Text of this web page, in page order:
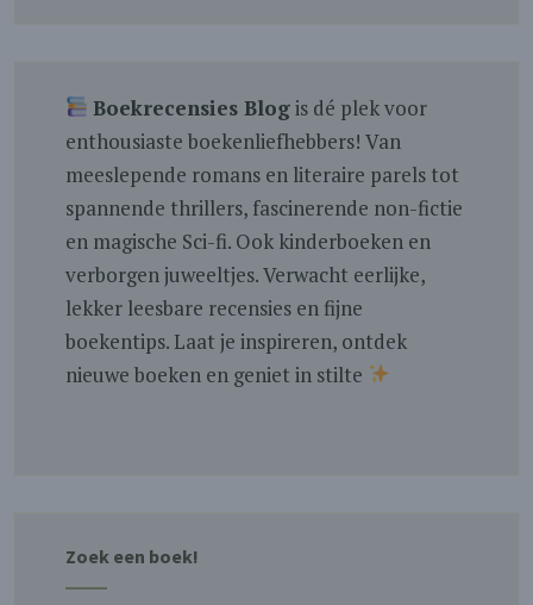
Boekrecensies Blogis dé plek voor
enthousiaste boekenliefhebbers! Van
meeslepende romans en literaire parels tot
spannende thrillers, fascinerende non-fictie
en magische Sci-fi. Ook kinderboeken en
verborgen juweeltjes. Verwacht eerlijke,
lekker leesbare recensies en fijne
boekentips. Laat je inspireren, ontdek
nieuwe boeken en geniet in stilte
Zoek een boek!